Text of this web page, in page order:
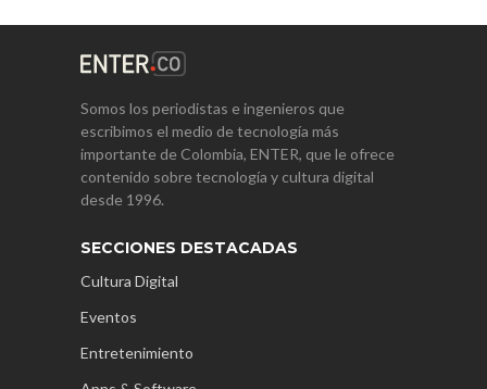
Somos los periodistas e ingenieros que
escribimos el medio de tecnología más
importante de Colombia, ENTER, que le ofrece
contenido sobre tecnología y cultura digital
desde 1996.
SECCIONES DESTACADAS
Cultura Digital
Eventos
Entretenimiento